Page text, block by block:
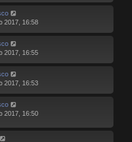
2017, 16:58
2017, 16:55
2017, 16:53
2017, 16:50